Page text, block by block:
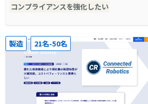
コンプライアンスを強化したい
製造 21名-50名